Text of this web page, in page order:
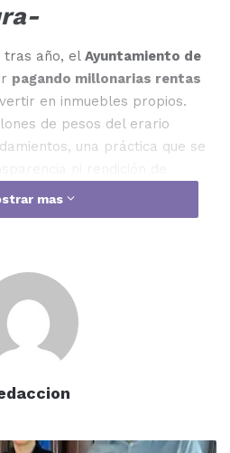
tras año, el Ayuntamiento de
pagando millonarias rentas
en inmuebles propios.
de pesos del erario
una práctica que se
en inmuebles privados
servicios básicos, mientras
buscando dónde hacer
de siempre: que construir
mas